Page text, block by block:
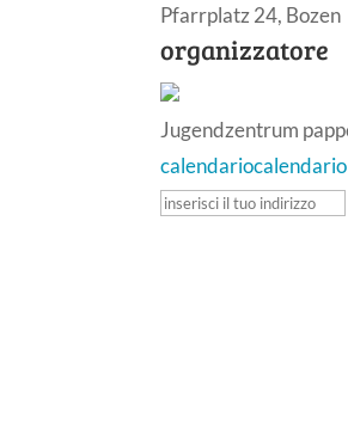
Pfarrplatz 24, Bozen
organizzatore
Jugendzentrum
calendario